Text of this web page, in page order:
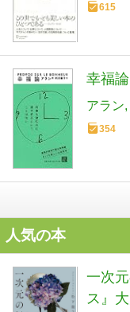
615
幸福論
アラン
354
人気の本
一次
ス』